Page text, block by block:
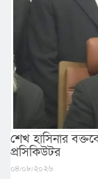
শেখ হাসিনার
প্রসিকিউটর
০৪/০৮/২০২৬